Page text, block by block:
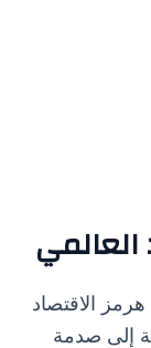
الاقتصاد
إلى صدمة